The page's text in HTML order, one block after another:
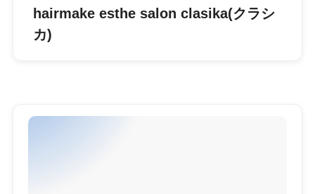
hairmake esthe salon clasika(クラシ
カ)